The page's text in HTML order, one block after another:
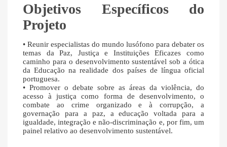
Objetivos Específicos do
Projeto
• Reunir especialistas do mundo lusófono para debater os
temas da Paz, Justiça e Instituições Eficazes como
caminho para o desenvolvimento sustentável sob a ótica
da Educação na realidade dos países de língua oficial
portuguesa.
• Promover o debate sobre as áreas da violência, do
acesso à justiça como forma de desenvolvimento, o
combate ao crime organizado e à corrupção, a
governação para a paz, a educação voltada para a
igualdade, integração e não-discriminação e, por fim, um
painel relativo ao desenvolvimento sustentável.